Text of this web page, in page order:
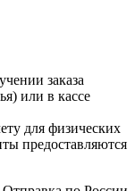
заказа
или в кассе
для физических
предоставляются